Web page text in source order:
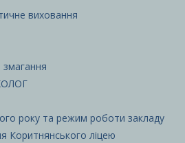
виховання
змагання
року та режим роботи закладу
Коритнянського ліцею